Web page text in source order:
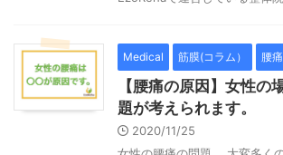
Medical 筋膜(コラム） 腰痛
【腰痛の原因】女性の
題が考えられます。
2020/11/25